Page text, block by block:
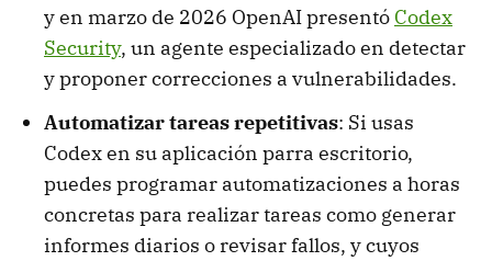
y en marzo de 2026 OpenAI presentó Codex
Security, un agente especializado en detectar
y proponer correcciones a vulnerabilidades.
Automatizar tareas repetitivas: Si usas
Codex en su aplicación parra escritorio,
puedes programar automatizaciones a horas
concretas para realizar tareas como generar
informes diarios o revisar fallos, y cuyos